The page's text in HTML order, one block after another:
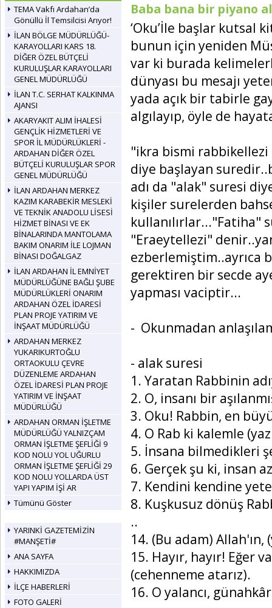
TEMA Vakfı Ardahan’da
Gönüllü İl Temsilcisi Arıyor!
İLAN BÖLGE MÜDÜRLÜĞÜ-
KARAYOLLARI KARS 18.
DİĞER ÖZEL BÜTÇELİ
KURULUŞLAR KARAYOLLARI
GENEL MÜDÜRLÜĞÜ
İLAN T.C. SERHAT KALKINMA
AJANSI
AKARYAKIT ALIM İHALESİ
GENÇLİK HİZMETLERİ VE
SPOR İL MÜDÜRLÜKLERİ -
ARDAHAN DİĞER ÖZEL
BÜTÇELİ KURULUŞLAR SPOR
GENEL MÜDÜRLÜĞÜ
İLAN ARDAHAN MERKEZ
KAZIM KARABEKİR MESLEKİ
VE TEKNİK ANADOLU LİSESİ
HİZMET BİNASI VE EK
BİNALARINDA MANTOLAMA
BAKIM ONARIM İLE LOJMAN
BİNASI DOĞALGAZ
İLAN ARDAHAN İL EMNİYET
MÜDÜRLÜĞÜNE BAĞLI ŞUBE
MÜDÜRLÜKLERİ ONARIM
ARDAHAN ÖZEL İDARESİ
PLAN PROJE YATIRIM VE
İNŞAAT MÜDÜRLÜĞÜ
ARDAHAN MERKEZ
YUKARIKURTOĞLU
ORTAOKULU ÇEVRE
DÜZENLEME ARDAHAN
ÖZEL İDARESİ PLAN PROJE
YATIRIM VE İNŞAAT
MÜDÜRLÜĞÜ
ARDAHAN ORMAN İŞLETME
MÜDÜRLÜĞÜ YALNIZÇAM
ORMAN İŞLETME ŞEFLİĞİ 9
KOD NOLU YOL UĞURLU
ORMAN İŞLETME ŞEFLİĞİ 29
KOD NOLU YOLLARDA ÜST
YAPI YAPIM İŞİ AR
Tümünü Göster
YARINKİ GAZETEMİZİN
#MANŞETİ#
ANA SAYFA
HAKKIMIZDA
İLÇE HABERLERİ
FOTO GALERİ
Baba bana bir piyano al
‘Oku’İle başlar kutsal
bunun için yeniden
var ki burada
dünyası bu mesajı
yada açık bir tabirle
algılayıp, öyle de
"ikra bismi rabbikellezi
diye başlayan
adı da "alak" suresi
kişiler surelerden
kullanılırlar..."Fatiha"
"Eraeytellezi"
ezberlemiştim..ayrıca
gerektiren bir secde
yapması vaciptir...
- Okunmadan
- alak suresi
1. Yaratan Rabbinin
2. O, insanı bir
3. Oku! Rabbin, en
4. O Rab ki kalemle
5. İnsana bilmedikleri
6. Gerçek şu ki, insan
7. Kendini kendine
8. Kuşkusuz dönüş
..
14. (Bu adam)
15. Hayır, hayır! Eğer
(cehenneme atarız).
16. O yalancı,